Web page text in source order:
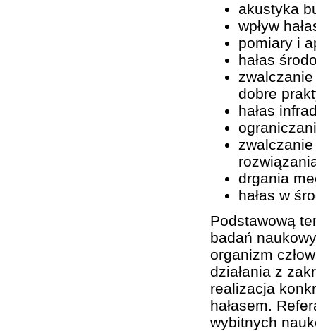
akustyka
wpływ
pomiary i
hałas
dobre
hałas
drgania
hałas w
Podstawową
badań
organizm
działania z
realizacja
hałasem.
wybitnych